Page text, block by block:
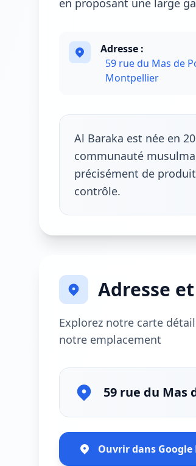
en proposant une large
Adresse :
59 rue du Mas de
Montpellier
Al Baraka est née en
communauté
précisément de
contrôle.
Adresse
Explorez notre carte
notre emplacement
59 rue du Mas
Ouvrir dans Google